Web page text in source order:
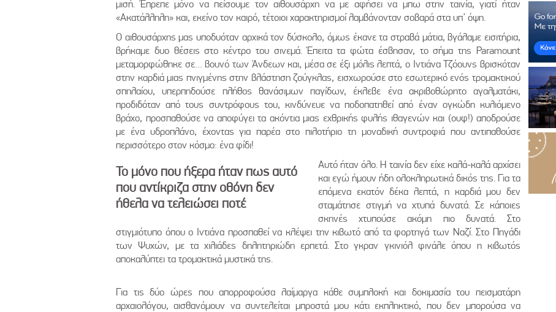
μισή. Έπρεπε μόνο να πείσουμε τον αιθουσάρχη να με αφήσει να μπω στην ταινία, γιατί ήταν
«Ακατάλληλη» και, εκείνο τον καιρό, τέτοιοι χαρακτηρισμοί λαμβάνονταν σοβαρά στα υπ’ όψη.
Ο αιθουσάρχης μας υποδυόταν αρχικά τον δύσκολο, όμως έκανε τα στραβά μάτια, βγάλαμε εισιτήρια,
βρήκαμε δυο θέσεις στο κέντρο του σινεμά. Έπειτα τα φώτα έσβησαν, το σήμα της Paramount
μεταμορφώθηκε σε… βουνό των Άνδεων και, μέσα σε έξι μόλις λεπτά, ο Ιντιάνα Τζόουνς βρισκόταν
στην καρδιά μιας πνιγμένης στην βλάστηση ζούγκλας, εισχωρούσε στο εσωτερικό ενός τρομακτικού
σπηλαίου, υπερπηδούσε πλήθος θανάσιμων παγίδων, έκλεβε ένα ακριβοθώρητο αγαλματάκι,
προδιδόταν από τους συντρόφους του, κινδύνευε να ποδοπατηθεί από έναν ογκώδη κυλιόμενο
βράχο, προσπαθούσε να αποφύγει τα ακόντια μιας εχθρικής φυλής ιθαγενών και (ουφ!) αποδρούσε
με ένα υδροπλάνο, έχοντας για παρέα στο πιλοτήριο τη μοναδική συντροφιά που αντιπαθούσε
περισσότερο στον κόσμο: ένα φίδι!
Το μόνο που ήξερα ήταν πως αυτό
που αντίκριζα στην οθόνη δεν
ήθελα να τελειώσει ποτέ
Αυτό ήταν όλο. Η ταινία δεν είχε καλά-καλά αρχίσει
και εγώ ήμουν ήδη ολοκληρωτικά δικός της. Για τα
επόμενα εκατόν δέκα λεπτά, η καρδιά μου δεν
σταμάτησε στιγμή να χτυπά δυνατά. Σε κάποιες
σκηνές χτυπούσε ακόμη πιο δυνατά. Στο
στιγμιότυπο όπου ο Ιντιάνα προσπαθεί να κλέψει την κιβωτό από τα φορτηγά των Ναζί. Στο Πηγάδι
των Ψυχών, με τα χιλιάδες δηλητηριώδη ερπετά. Στο γκραν γκινιόλ φινάλε όπου η κιβωτός
αποκαλύπτει τα τρομακτικά μυστικά της.
Για τις δύο ώρες που απορροφούσα λαίμαργα κάθε συμπλοκή και δοκιμασία του πεισματάρη
αρχαιολόγου, αισθανόμουν να συντελείται μπροστά μου κάτι εκπληκτικό, που δεν μπορούσα να